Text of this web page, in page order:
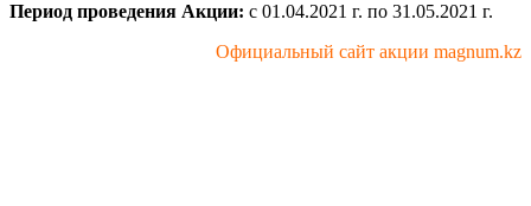
Период проведения Акции: с 01.04.2021 г. по 31.05.2021 г.
Официальный сайт акции magnum.kz